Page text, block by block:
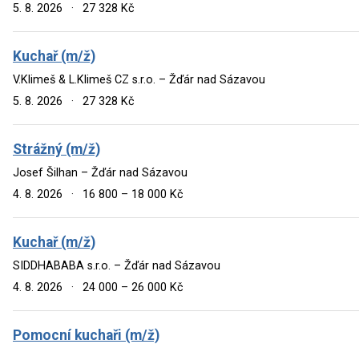
5. 8. 2026
· 27 328 Kč
Kuchař (m/ž)
V.Klimeš & L.Klimeš CZ s.r.o. – Žďár nad Sázavou
5. 8. 2026
· 27 328 Kč
Strážný (m/ž)
Josef Šilhan – Žďár nad Sázavou
4. 8. 2026
· 16 800 – 18 000 Kč
Kuchař (m/ž)
SIDDHABABA s.r.o. – Žďár nad Sázavou
4. 8. 2026
· 24 000 – 26 000 Kč
Pomocní kuchaři (m/ž)